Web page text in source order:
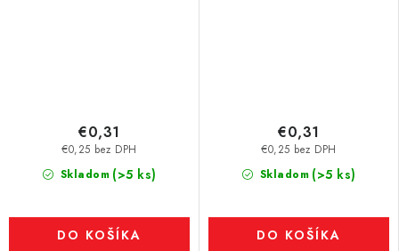
Skladom (>5 ks)
€0,25 bez DPH
€0,31
DO KOŠÍKA
Skladom (>5 ks)
€0,25 bez DPH
€0,31
DO KOŠÍKA